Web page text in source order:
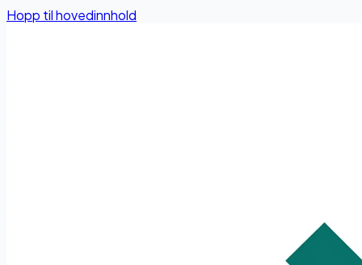
Hopp til hovedinnhold